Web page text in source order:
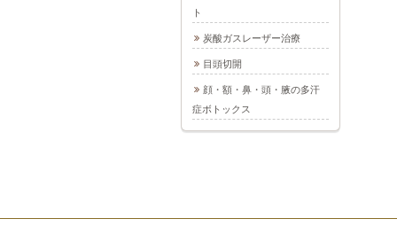
ト
炭酸ガスレーザー治療
目頭切開
顔・額・鼻・頭・腋の多汗
症ボトックス